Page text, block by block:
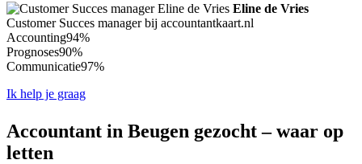
Eline de Vries
Customer Succes manager bij accountantkaart.nl
Accounting94%
Prognoses90%
Communicatie97%
Ik help je graag
Accountant in Beugen gezocht – waar op
letten